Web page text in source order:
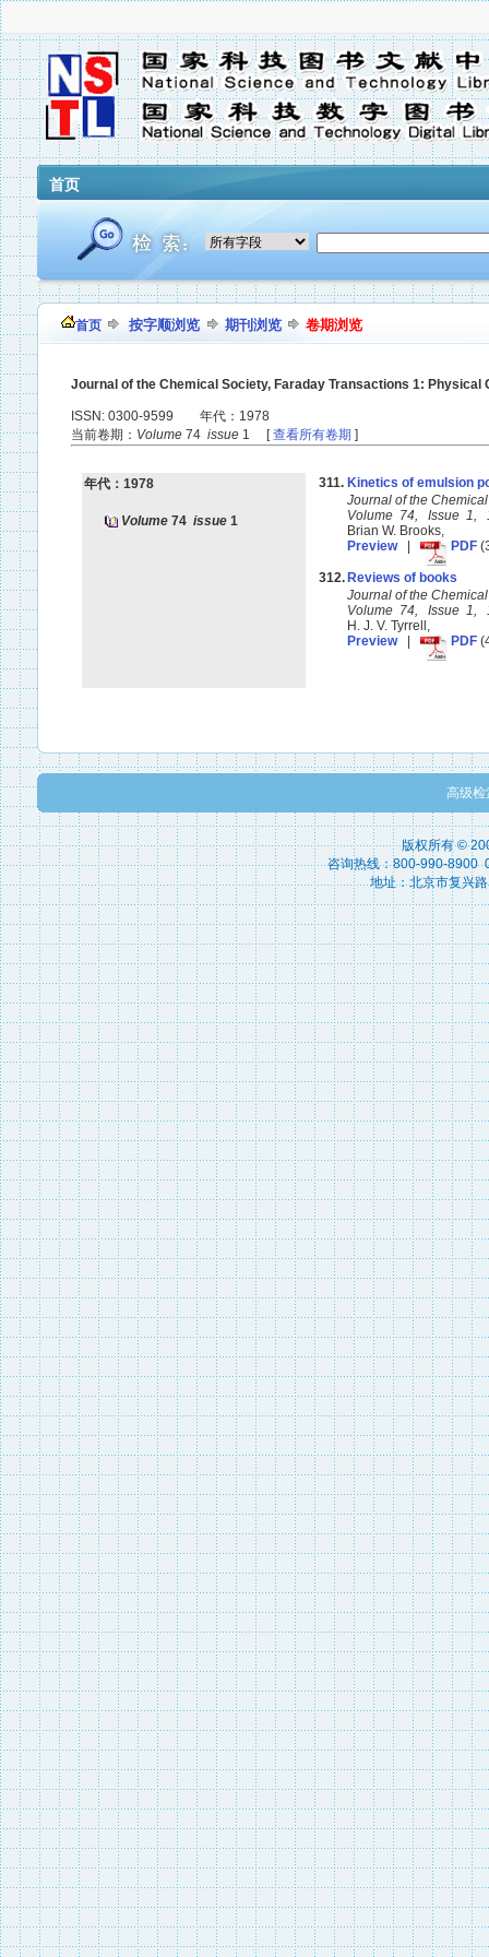
首页
首页 按字顺浏览 期刊浏览 卷期浏览
Journal of the Chemical Society, Faraday Transactions 1: Physical
ISSN: 0300-9599 年代：1978
当前卷期： Volume 74 issue 1 [查看所有卷期 ]
年代：1978
Volume 74 issue 1
311. Kinetics of emulsion
Journal of the
Volume 74, Issue 1,
Brian W. Brooks,
Preview| PDF
312. Reviews of books
Journal of the
Volume 74, Issue 1,
H. J. V. Tyrrell,
Preview| PDF
高级检
版权所有 ©
咨询热线：800-990-8900
地址：北京市复兴